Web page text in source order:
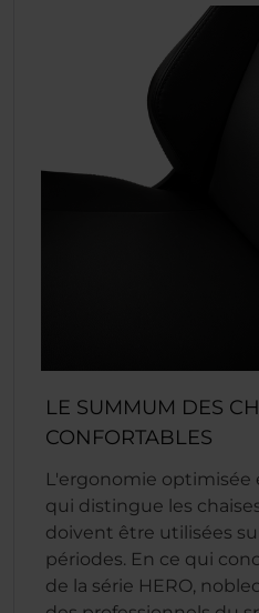
LE SUMMUM DES
CONFORTABLES
L'ergonomie optimisée
qui distingue les
doivent être utilisées
périodes. En ce qui
de la série HERO,